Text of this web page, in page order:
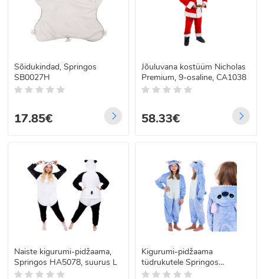
Sõidukindad, Springos
SB0027H
17.85€
Jõuluvana kostüüm Nicholas
Premium, 9-osaline, CA1038
58.33€
Naiste kigurumi-pidžaama,
Springos HA5078, suurus L
Kigurumi-pidžaama
tüdrukutele Springos
HA5064, 110–120 cm